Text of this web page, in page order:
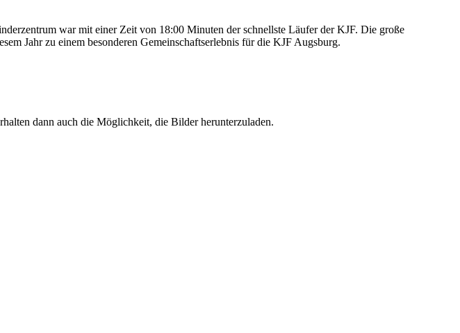
war mit einer Zeit von 18:00 Minuten der schnellste Läufer der KJF. Die große
Jahr zu einem besonderen Gemeinschaftserlebnis für die KJF Augsburg.
dann auch die Möglichkeit, die Bilder herunterzuladen.